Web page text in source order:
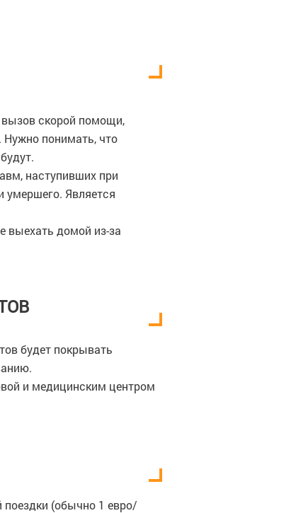
вызов скорой помощи,
Нужно понимать, что
наступивших при
умершего. Является
выехать домой из-за
будет покрывать
и медицинским центром
поездки (обычно 1 евро/